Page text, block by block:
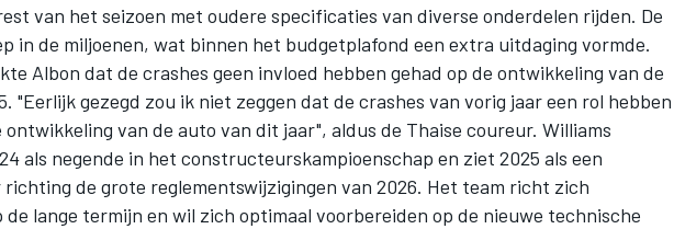
van het seizoen met oudere specificaties van diverse onderdelen rijden. De
in de miljoenen, wat binnen het budgetplafond een extra uitdaging vormde.
Albon dat de crashes geen invloed hebben gehad op de ontwikkeling van de
"Eerlijk gezegd zou ik niet zeggen dat de crashes van vorig jaar een rol hebben
ontwikkeling van de auto van dit jaar", aldus de Thaise coureur. Williams
als negende in het constructeurskampioenschap en ziet 2025 als een
richting de grote reglementswijzigingen van 2026. Het team richt zich
lange termijn en wil zich optimaal voorbereiden op de nieuwe technische